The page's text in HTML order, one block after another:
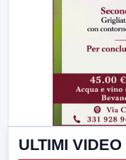
ULTIMI VIDEO